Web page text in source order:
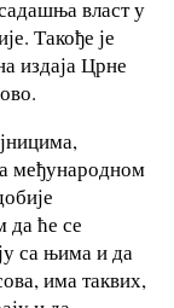
власт у
Такође је
издаја Црне
међународном
да ће се
са њима и да
има таквих,